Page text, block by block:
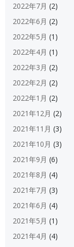
2022年7月 (2)
2022年6月 (2)
2022年5月 (1)
2022年4月 (1)
2022年3月 (2)
2022年2月 (2)
2022年1月 (2)
2021年12月 (2)
2021年11月 (3)
2021年10月 (3)
2021年9月 (6)
2021年8月 (4)
2021年7月 (3)
2021年6月 (4)
2021年5月 (1)
2021年4月 (4)